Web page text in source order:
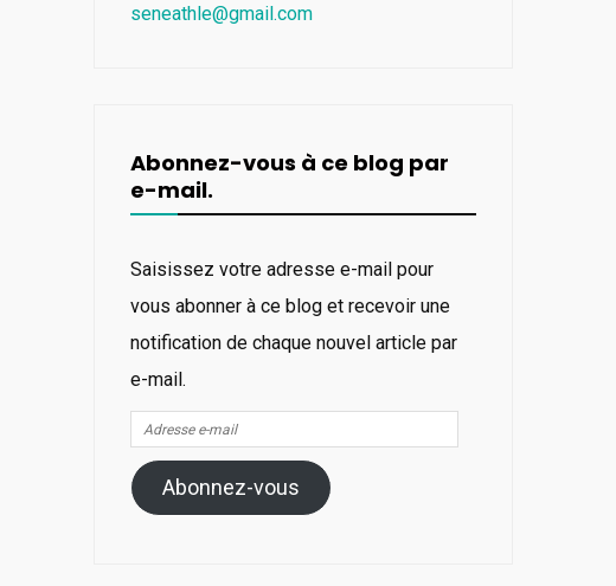
seneathle@gmail.com
Abonnez-vous à ce blog par
e-mail.
Saisissez votre adresse e-mail pour
vous abonner à ce blog et recevoir une
notification de chaque nouvel article par
e-mail.
Adresse
e-
mail
Abonnez-vous